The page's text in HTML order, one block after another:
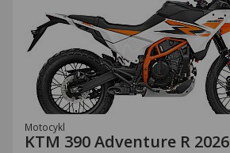
Motocykl
KTM 390 Adventure R 2026